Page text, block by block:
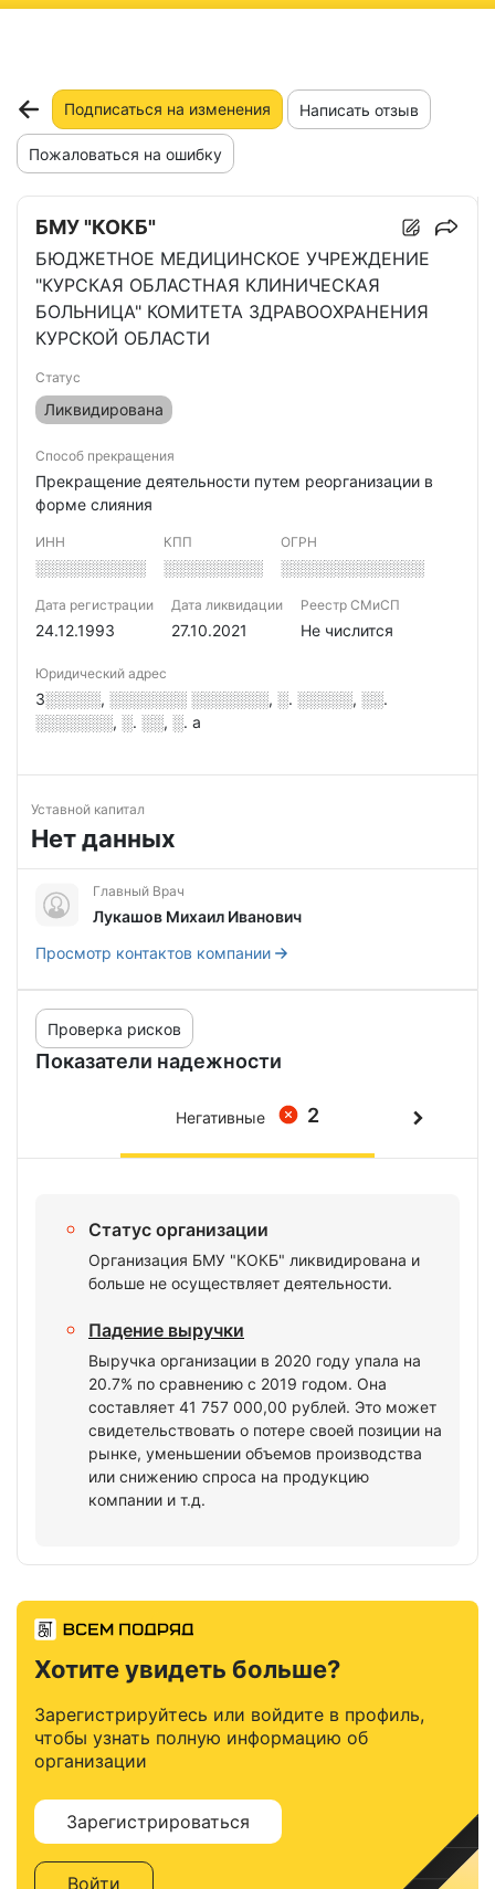
Подписаться на изменения Написать отзыв
Пожаловаться на ошибку
БМУ "КОКБ"
БЮДЖЕТНОЕ МЕДИЦИНСКОЕ УЧРЕЖДЕНИЕ
"КУРСКАЯ ОБЛАСТНАЯ КЛИНИЧЕСКАЯ
БОЛЬНИЦА" КОМИТЕТА ЗДРАВООХРАНЕНИЯ
КУРСКОЙ ОБЛАСТИ
Статус
Ликвидирована
Способ прекращения
Прекращение деятельности путем реорганизации в
форме слияния
ИНН
░░░░░░░░░░
КПП
░░░░░░░░░
ОГРН
░░░░░░░░░░░░░
Дата регистрации
24.12.1993
Дата ликвидации
27.10.2021
Реестр СМиСП
Не числится
Юридический адрес
3░░░░░, ░░░░░░░ ░░░░░░░, ░. ░░░░░, ░░.
░░░░░░░, ░. ░░, ░. а
Уставной капитал
Нет данных
Главный Врач
Лукашов Михаил Иванович
Просмотр контактов компании
Показатели надежности
Проверка рисков
2
Негативные
Статус организации
Организация БМУ "КОКБ" ликвидирована и
больше не осуществляет деятельности.
Падение выручки
Выручка организации в 2020 году упала на
20.7% по сравнению с 2019 годом. Она
составляет 41 757 000,00 рублей. Это может
свидетельствовать о потере своей позиции на
рынке, уменьшении объемов производства
или снижению спроса на продукцию
компании и т.д.
Хотите увидеть больше?
Зарегистрируйтесь или войдите в профиль,
чтобы узнать полную информацию об
организации
Зарегистрироваться
Войти